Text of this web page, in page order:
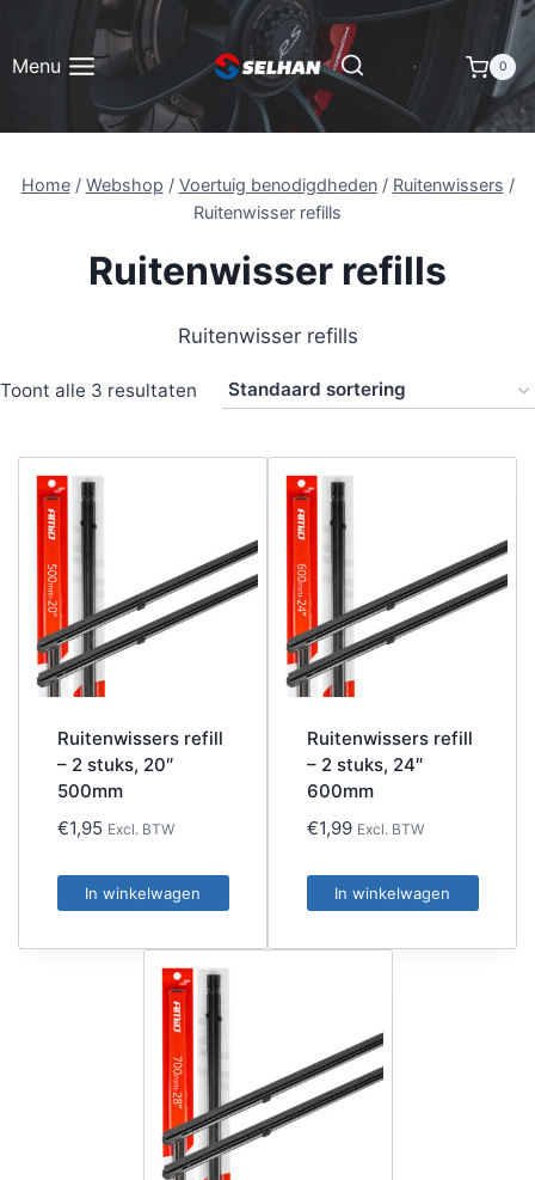
inhoud
Menu 0
Home / Webshop / Voertuig benodigdheden / Ruitenwissers /
Ruitenwisser refills
Ruitenwisser refills
Ruitenwisser refills
Toont alle 3 resultaten
Ruitenwissers refill
– 2 stuks, 20″
500mm
€1,95 Excl. BTW
In winkelwagen
Ruitenwissers refill
– 2 stuks, 24″
600mm
€1,99 Excl. BTW
In winkelwagen